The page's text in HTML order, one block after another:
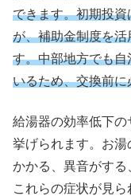
できます。初期投
が、補助金制度を
す。中部地方でも
いるため、交換前
給湯器の効率低下
挙げられます。お
かかる、異音がする
これらの症状が見